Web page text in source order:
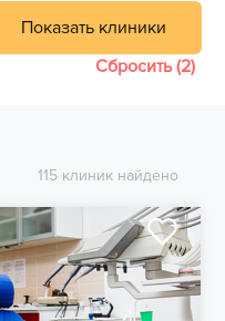
Показать клиники
Сбросить (2)
115 клиник найдено